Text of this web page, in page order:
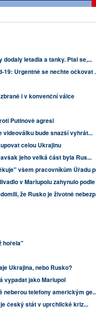
letadla a tanky. Ptal se,...
Urgentně se nechte očkovat
i v konvenční válce
Putinově agresi
videoválku bude snazší vyhrát...
celou Ukrajinu
jeho velká část byla Rus...
všem pracovníkům Úřadu
v Mariupolu zahynulo podle
že Rusko je životně
hořela"
Ukrajina, nebo Rusko?
vypadat jako Mariupol
telefony americkým
český stát v uprchlické kriz...